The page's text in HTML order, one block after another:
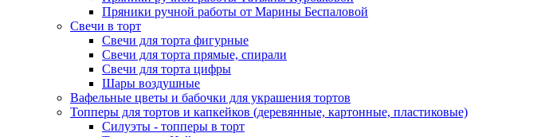
Пряники ручной работы от Марины Беспаловой
Свечи в торт
Свечи для торта фигурные
Свечи для торта прямые, спирали
Свечи для торта цифры
Шары воздушные
Вафельные цветы и бабочки для украшения тортов
Топперы для тортов и капкейков (деревянные, картонные, пластиковые)
Силуэты - топперы в торт